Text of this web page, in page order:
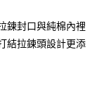
認頁面所載為準。
過，訂單將自動取
分期系統評分，恕無
鍊封口與純棉內裡
結拉鍊頭設計更添